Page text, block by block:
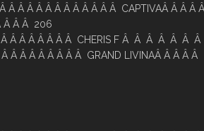
Â Â Â Â Â Â Â Â Â Â Â Â CAPTIVAÂ Â Â Â
Â Â Â 206
Â Â Â Â Â Â Â Â CHERIS F Â Â Â Â Â Â Â
Â Â Â Â Â Â Â Â GRAND LIVINAÂ Â Â Â